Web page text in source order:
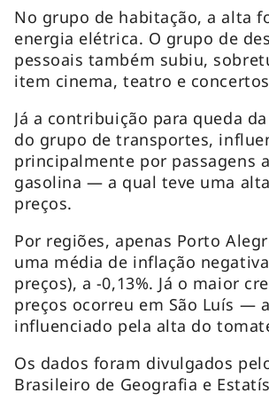
No grupo de habitação, a alta
energia elétrica. O grupo de
pessoais também subiu,
item cinema, teatro e
Já a contribuição para queda
do grupo de transportes,
principalmente por passagens
gasolina — a qual teve uma
preços.
Por regiões, apenas Porto
uma média de inflação
preços), a -0,13%. Já o maior
preços ocorreu em São Luís —
influenciado pela alta do
Os dados foram divulgados
Brasileiro de Geografia e